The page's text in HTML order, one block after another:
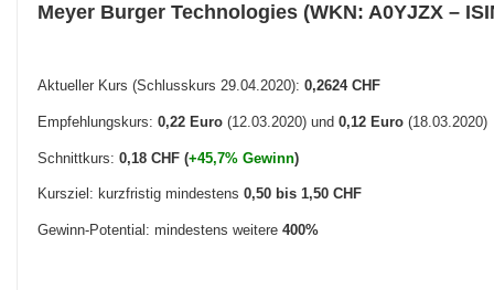
Meyer Burger Technologies (WKN: A0YJZX –
Aktueller Kurs (Schlusskurs 29.04.2020): 0,2624 CHF
Empfehlungskurs: 0,22 Euro (12.03.2020) und 0,12 Euro (18.03.2020)
Schnittkurs: 0,18 CHF (+45,7% Gewinn)
Kursziel: kurzfristig mindestens 0,50 bis 1,50 CHF
Gewinn-Potential: mindestens weitere 400%